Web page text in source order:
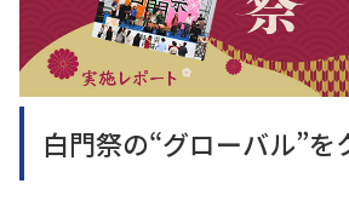
白門祭の“グローバル”を